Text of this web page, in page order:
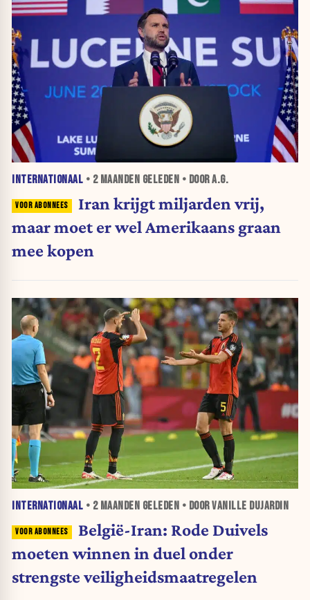
INTERNATIONAAL • 2 MAANDEN GELEDEN • DOOR A.G.
Iran krijgt miljarden vrij,
maar moet er wel Amerikaans graan
mee kopen
INTERNATIONAAL • 2 MAANDEN GELEDEN • DOOR VANILLE DUJARDIN
België-Iran: Rode Duivels
moeten winnen in duel onder
strengste veiligheidsmaatregelen